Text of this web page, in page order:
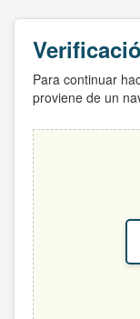
Para continuar
proviene de un